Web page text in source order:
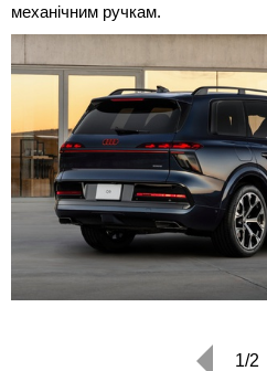
механічним ручкам.
1/2